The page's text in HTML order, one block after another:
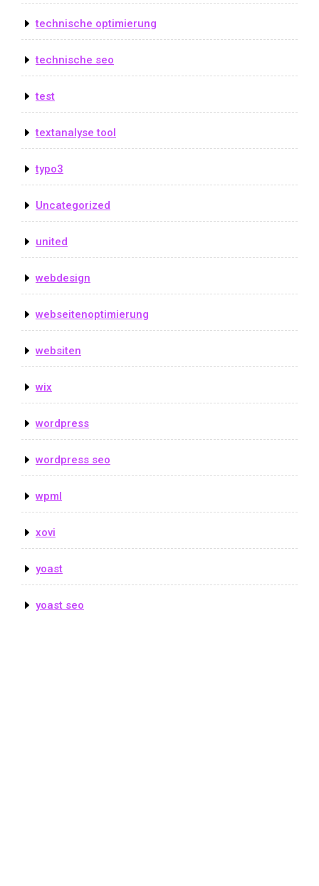
technische optimierung
technische seo
test
textanalyse tool
typo3
Uncategorized
united
webdesign
webseitenoptimierung
websiten
wix
wordpress
wordpress seo
wpml
xovi
yoast
yoast seo